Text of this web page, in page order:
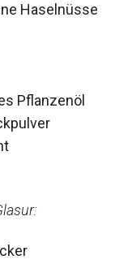
Haselnüsse
Pflanzenöl